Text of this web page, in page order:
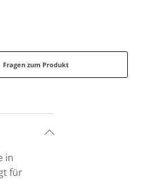
Fragen zum Produkt
in
für